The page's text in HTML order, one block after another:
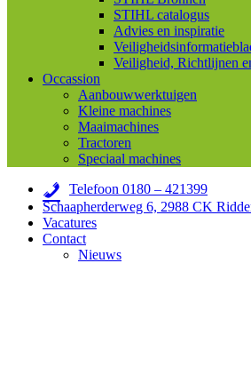
STIHL catalogus
Advies en inspiratie
Veiligheid, Richtlijnen
Occassion
Aanbouwwerktuigen
Kleine machines
Maaimachines
Tractoren
Speciaal machines
Telefoon 0180 – 421399
Schaapherderweg 6, 2988 CK
Vacatures
Contact
Nieuws